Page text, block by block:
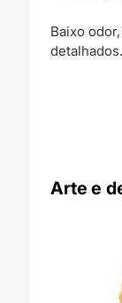
Baixo
detalhados.
Arte e